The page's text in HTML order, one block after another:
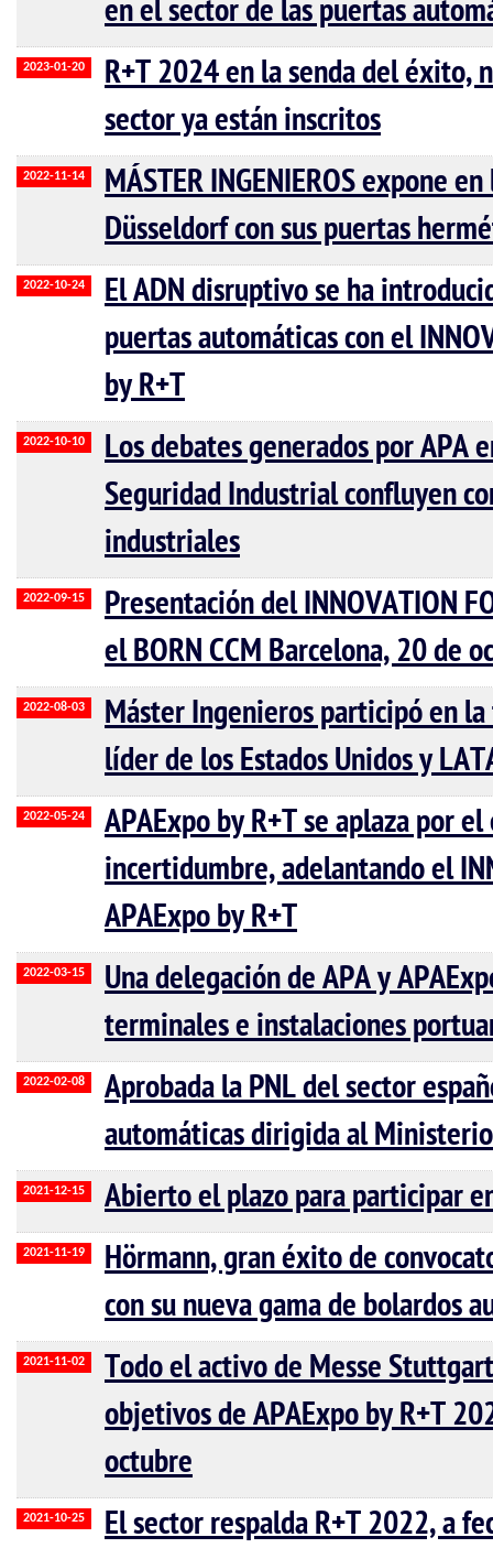
en el sector de las puertas
2023-01-20
R+T 2024 en la senda del éxito,
sector ya están inscritos
2022-11-14
MÁSTER INGENIEROS expone
Düsseldorf con sus puertas
2022-10-24
El ADN disruptivo se ha
puertas automáticas con el
by R+T
2022-10-10
Los debates generados por APA
Seguridad Industrial confluyen
industriales
2022-09-15
Presentación del INNOVATION
el BORN CCM Barcelona, 20 de
2022-08-03
Máster Ingenieros participó en
líder de los Estados Unidos y
2022-05-24
APAExpo by R+T se aplaza por
incertidumbre, adelantando el
APAExpo by R+T
2022-03-15
Una delegación de APA y
terminales e instalaciones
2022-02-08
Aprobada la PNL del sector
automáticas dirigida al
2021-12-15 Abierto el plazo para participar
2021-11-19
Hörmann, gran éxito de
con su nueva gama de bolardos
2021-11-02
Todo el activo de Messe
objetivos de APAExpo by R+T
octubre
2021-10-25
El sector respalda R+T 2022, a